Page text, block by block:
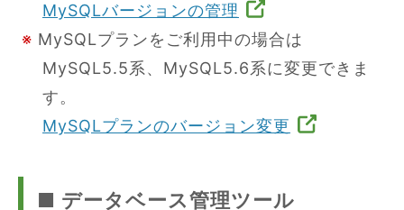
MySQLバージョンの管理
※ MySQLプランをご利用中の場合は
MySQL5.5系、MySQL5.6系に変更できま
す。
MySQLプランのバージョン変更
■ データベース管理ツール